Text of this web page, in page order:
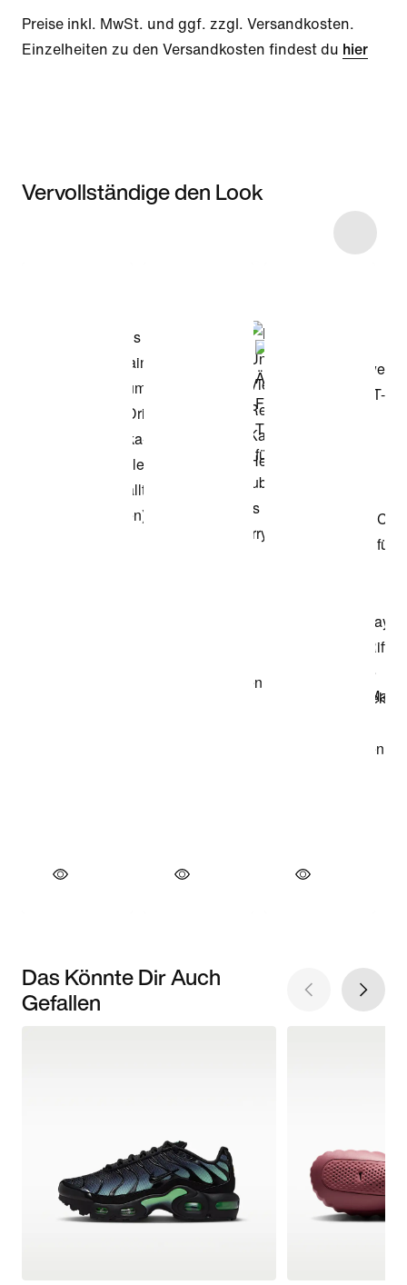
Preise inkl. MwSt. und ggf. zzgl. Versandkosten.
Einzelheiten zu den Versandkosten findest du hier
Vervollständige den Look
Das Könnte Dir Auch
Gefallen